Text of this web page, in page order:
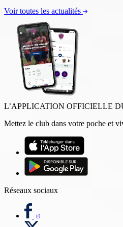
Voir toutes les actualités
L’APPLICATION OFFICIELLE
Mettez le club dans votre poche et
Réseaux sociaux